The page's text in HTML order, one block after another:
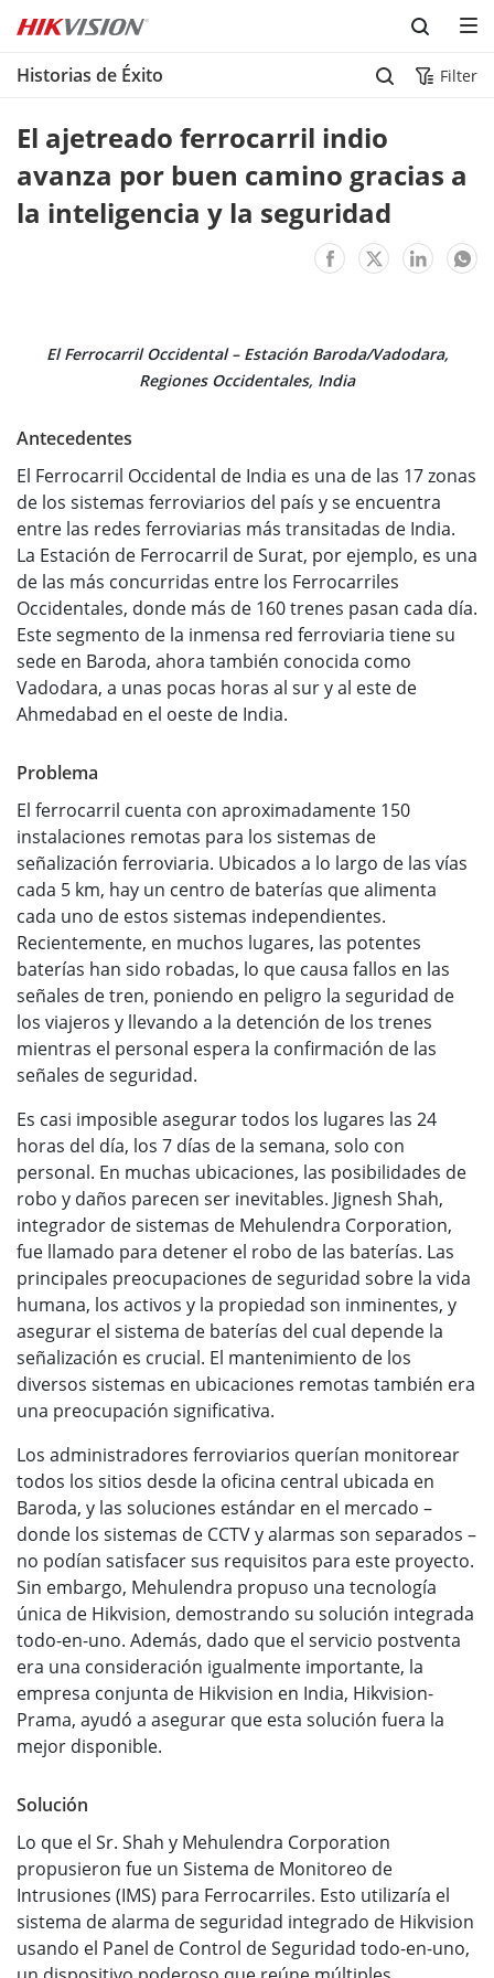
Skip to content
Historias de Éxito Filter
El ajetreado ferrocarril indio
avanza por buen camino gracias a
la inteligencia y la seguridad
El Ferrocarril Occidental – Estación Baroda/Vadodara,
Regiones Occidentales, India
Antecedentes
El Ferrocarril Occidental de India es una de las 17 zonas
de los sistemas ferroviarios del país y se encuentra
entre las redes ferroviarias más transitadas de India.
La Estación de Ferrocarril de Surat, por ejemplo, es una
de las más concurridas entre los Ferrocarriles
Occidentales, donde más de 160 trenes pasan cada día.
Este segmento de la inmensa red ferroviaria tiene su
sede en Baroda, ahora también conocida como
Vadodara, a unas pocas horas al sur y al este de
Ahmedabad en el oeste de India.
Problema
El ferrocarril cuenta con aproximadamente 150
instalaciones remotas para los sistemas de
señalización ferroviaria. Ubicados a lo largo de las vías
cada 5 km, hay un centro de baterías que alimenta
cada uno de estos sistemas independientes.
Recientemente, en muchos lugares, las potentes
baterías han sido robadas, lo que causa fallos en las
señales de tren, poniendo en peligro la seguridad de
los viajeros y llevando a la detención de los trenes
mientras el personal espera la confirmación de las
señales de seguridad.
Es casi imposible asegurar todos los lugares las 24
horas del día, los 7 días de la semana, solo con
personal. En muchas ubicaciones, las posibilidades de
robo y daños parecen ser inevitables. Jignesh Shah,
integrador de sistemas de Mehulendra Corporation,
fue llamado para detener el robo de las baterías. Las
principales preocupaciones de seguridad sobre la vida
humana, los activos y la propiedad son inminentes, y
asegurar el sistema de baterías del cual depende la
señalización es crucial. El mantenimiento de los
diversos sistemas en ubicaciones remotas también era
una preocupación significativa.
Los administradores ferroviarios querían monitorear
todos los sitios desde la oficina central ubicada en
Baroda, y las soluciones estándar en el mercado –
donde los sistemas de CCTV y alarmas son separados –
no podían satisfacer sus requisitos para este proyecto.
Sin embargo, Mehulendra propuso una tecnología
única de Hikvision, demostrando su solución integrada
todo-en-uno. Además, dado que el servicio postventa
era una consideración igualmente importante, la
empresa conjunta de Hikvision en India, Hikvision-
Prama, ayudó a asegurar que esta solución fuera la
mejor disponible.
Solución
Lo que el Sr. Shah y Mehulendra Corporation
propusieron fue un Sistema de Monitoreo de
Intrusiones (IMS) para Ferrocarriles. Esto utilizaría el
sistema de alarma de seguridad integrado de Hikvision
usando el Panel de Control de Seguridad todo-en-uno,